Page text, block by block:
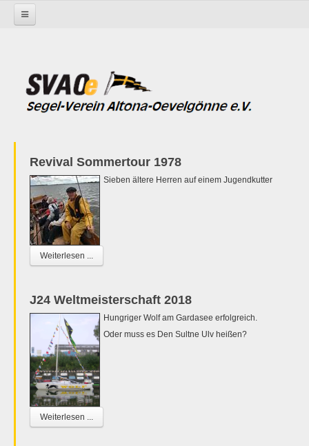
Revival Sommertour 1978
Sieben ältere Herren auf einem Jugendkutter
Weiterlesen ...
J24 Weltmeisterschaft 2018
Hungriger Wolf am Gardasee erfolgreich.
Oder muss es Den Sultne Ulv heißen?
Weiterlesen ...